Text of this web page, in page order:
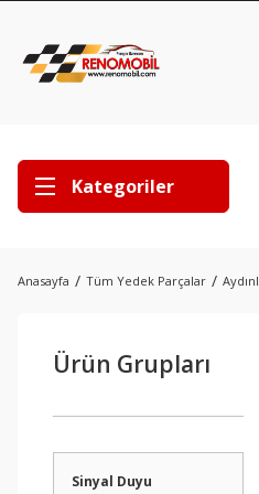
Kategoriler
Anasayfa Tüm Yedek Parçalar
Ürün Grupları
Sinyal Duyu